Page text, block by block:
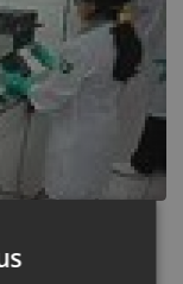
Bañuelos
pérdidas